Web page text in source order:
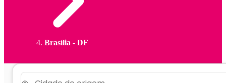
Brasília - DF